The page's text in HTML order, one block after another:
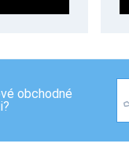
obchodné